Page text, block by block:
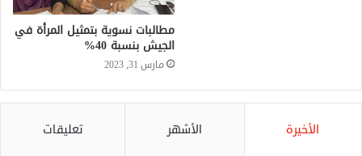
مطالبات نسوية بتمثيل المرأة في
الجيش بنسبة 40%
مارس 31, 2023
الأخيرة الأشهر تعليقات